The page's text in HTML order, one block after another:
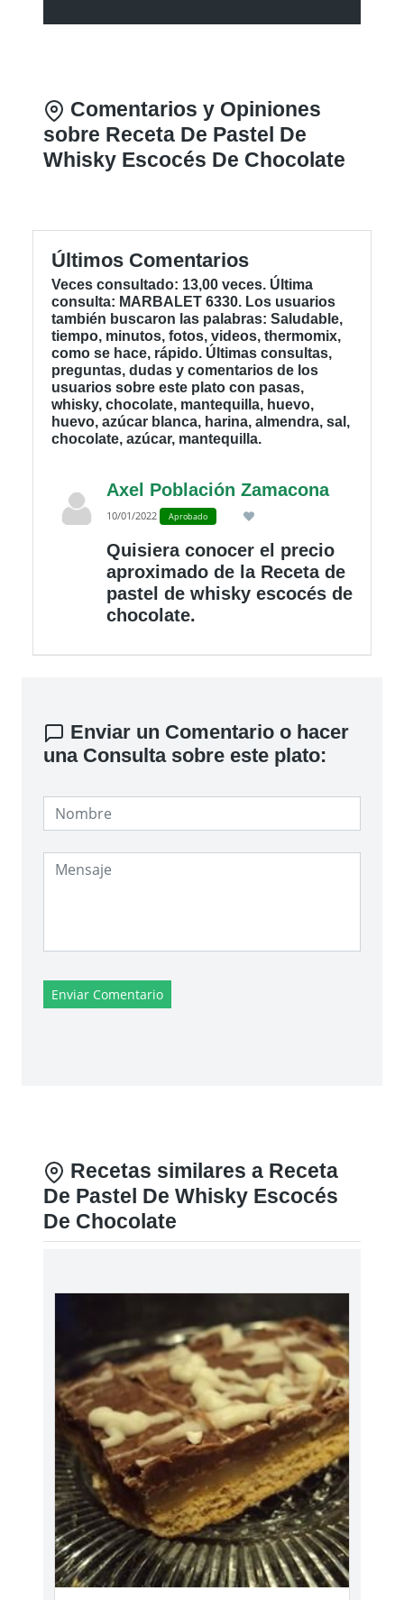
Comentarios y Opiniones
sobre Receta De Pastel De
Whisky Escocés De Chocolate
Últimos Comentarios
Veces consultado: 13,00 veces. Última
consulta: MARBALET 6330. Los usuarios
también buscaron las palabras: Saludable,
tiempo, minutos, fotos, videos, thermomix,
como se hace, rápido. Últimas consultas,
preguntas, dudas y comentarios de los
usuarios sobre este plato con pasas,
whisky, chocolate, mantequilla, huevo,
huevo, azúcar blanca, harina, almendra, sal,
chocolate, azúcar, mantequilla.
Axel Población Zamacona
10/01/2022 Aprobado
Quisiera conocer el precio
aproximado de la Receta de
pastel de whisky escocés de
chocolate.
Enviar un Comentario o hacer
una Consulta sobre este plato:
Enviar Comentario
Recetas similares a Receta
De Pastel De Whisky Escocés
De Chocolate